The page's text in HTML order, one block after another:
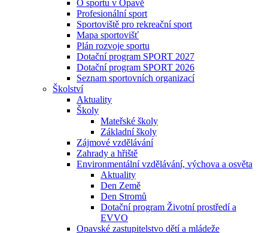
O sportu v Opavě
Profesionální sport
Sportoviště pro rekreační sport
Mapa sportovišť
Plán rozvoje sportu
Dotační program SPORT 2027
Dotační program SPORT 2026
Seznam sportovních organizací
Školství
Aktuality
Školy
Mateřské školy
Základní školy
Zájmové vzdělávání
Zahrady a hřiště
Environmentální vzdělávání, výchova a osvěta
Aktuality
Den Země
Den Stromů
Dotační program Životní prostředí a
EVVO
Opavské zastupitelstvo dětí a mládeže